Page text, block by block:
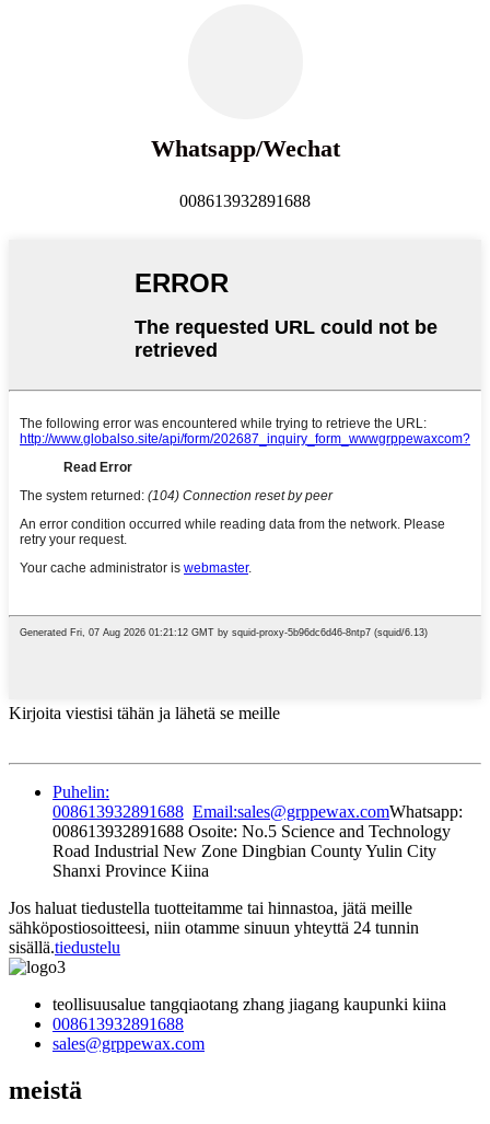
Whatsapp/Wechat
008613932891688
Kirjoita viestisi tähän ja lähetä se meille
Puhelin:
008613932891688 Email:sales@grppewax.comWhatsapp:
008613932891688 Osoite: No.5 Science and Technology
Road Industrial New Zone Dingbian County Yulin City
Shanxi Province Kiina
Jos haluat tiedustella tuotteitamme tai hinnastoa, jätä meille
sähköpostiosoitteesi, niin otamme sinuun yhteyttä 24 tunnin
sisällä.tiedustelu
teollisuusalue tangqiaotang zhang jiagang kaupunki kiina
008613932891688
sales@grppewax.com
meistä